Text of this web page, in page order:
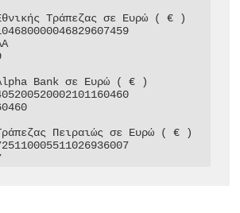
Τράπεζας σε Ευρώ ( € )
Bank σε Ευρώ ( € )
Πειραιώς σε Ευρώ ( € )